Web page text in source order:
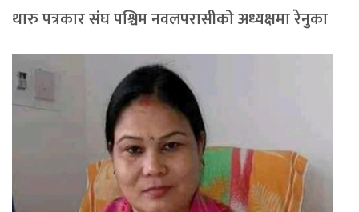
थारु पत्रकार संघ पश्चिम नवलपरासीको अध्यक्षमा रेनुका